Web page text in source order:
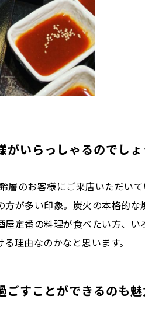
いらっしゃるのでしょ
層のお客様にご来店いただい
が多い印象。炭火の本格的な
定番の料理が食べたい方、い
理由なのかなと思います。
ごすことができるのも